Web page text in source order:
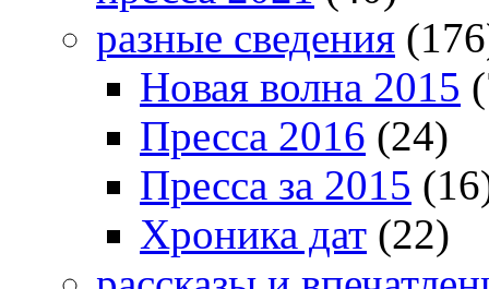
разные сведения
Новая волна 2015
Пресса 2016 (24)
Пресса за 2015
Хроника дат (22)